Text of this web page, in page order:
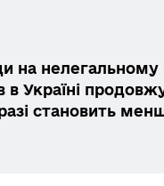
на нелегальному
в Україні
становить